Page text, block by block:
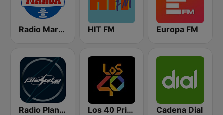
Radio Marca Nacional HIT FM Europa FM
Radio Planeta Los 40 Principales Cadena Dial